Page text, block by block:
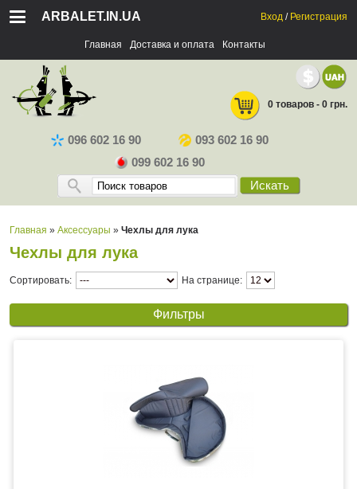
ARBALET.IN.UA
Главная Доставка и оплата Контакты
Вход / Регистрация
096 602 16 90
093 602 16 90
099 602 16 90
Искать
0 товаров - 0 грн.
Главная » Аксессуары » Чехлы для лука
Чехлы для лука
Сортировать: На странице:
Фильтры